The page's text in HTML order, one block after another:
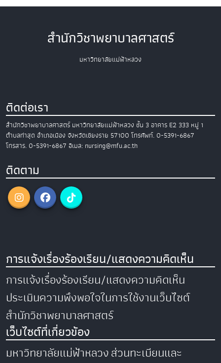
สำนักวิชาพยาบาลศาสตร์
มหาวิทยาลัยแม่ฟ้าหลวง
ติดต่อเรา
สำนักวิชาพยาบาลศาสตร์ มหาวิทยาลัยแม่ฟ้าหลวง ชั้น 3 อาคาร E2 333 หมู่ 1
ตำบลท่าสุด อำเภอเมือง จังหวัดเชียงราย 57100 โทรศัพท์. 0-5391-6867
โทรสาร. 0-5391-6867 อีเมล: nursing@mfu.ac.th
ติดตาม
การแจ้งเรื่องร้องเรียน/แสดงความคิดเห็น
การแจ้งเรื่องร้องเรียน/แสดงความคิดเห็น
ประเมินความพึงพอใจในการใช้งานเว็บไซต์
สำนักวิชาพยาบาลศาสตร์
เว็บไซต์ที่เกี่ยวข้อง
มหาวิทยาลัยแม่ฟ้าหลวงส่วนทะเบียนและ